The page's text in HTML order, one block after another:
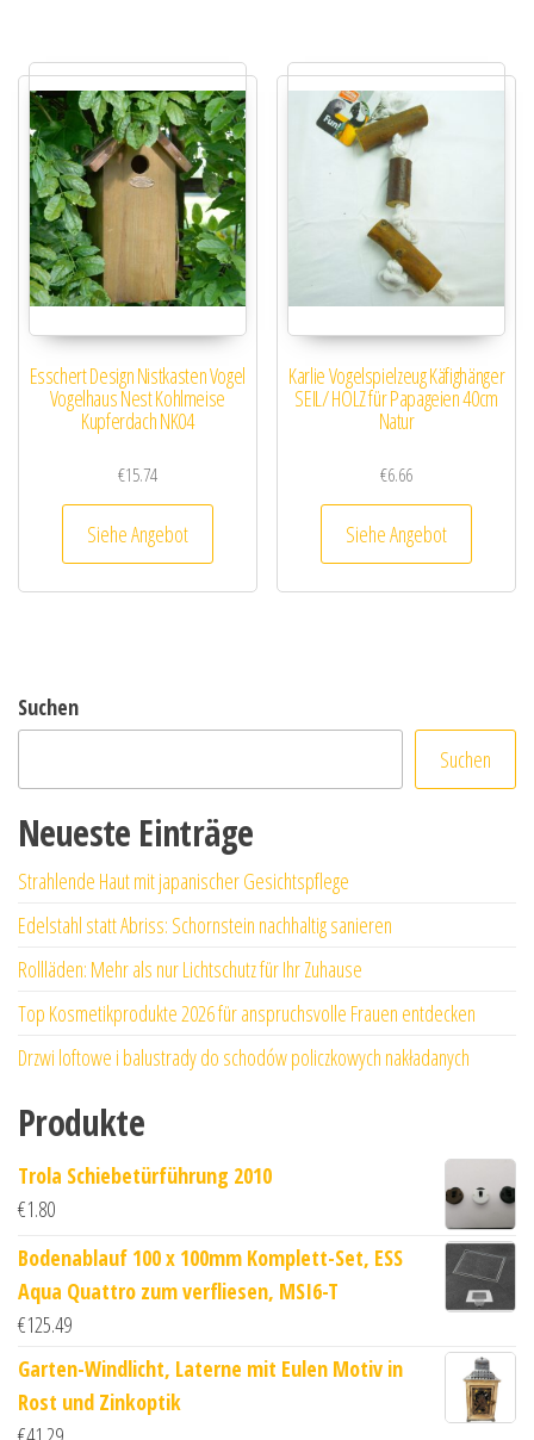
Esschert Design Nistkasten Vogel
Vogelhaus Nest Kohlmeise
Kupferdach NK04
€15.74
Siehe Angebot
Karlie Vogelspielzeug Käfighänger
SEIL/ HOLZ für Papageien 40cm
Natur
€6.66
Siehe Angebot
Suchen
Suchen
Neueste Einträge
Strahlende Haut mit japanischer Gesichtspflege
Edelstahl statt Abriss: Schornstein nachhaltig sanieren
Rollläden: Mehr als nur Lichtschutz für Ihr Zuhause
Top Kosmetikprodukte 2026 für anspruchsvolle Frauen entdecken
Drzwi loftowe i balustrady do schodów policzkowych nakładanych
Produkte
Trola Schiebetürführung 2010
€1.80
Bodenablauf 100 x 100mm Komplett-Set, ESS
Aqua Quattro zum verfliesen, MSI6-T
€125.49
Garten-Windlicht, Laterne mit Eulen Motiv in
Rost und Zinkoptik